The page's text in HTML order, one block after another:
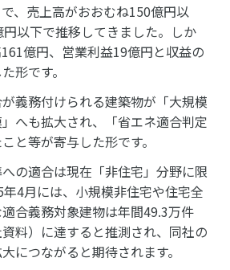
、売上高がおおむね150億円以
以下で推移してきました。しか
億円、営業利益19億円と収益の
形です。
義務付けられる建築物が「大規模
へも拡大され、「省エネ適合判定
と等が寄与した形です。
の適合は現在「非住宅」分野に限
4月には、小規模非住宅や住宅全
合義務対象建物は年間49.3万件
資料）に達すると推測され、同社の
につながると期待されます。